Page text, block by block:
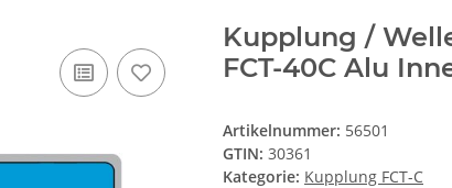
Kupplung /
FCT-40C Alu
Artikelnummer: 56501
GTIN: 30361
Kategorie: Kupplung FCT-C